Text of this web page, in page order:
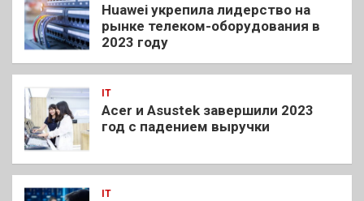
Huawei укрепила лидерство на
рынке телеком-оборудования в
2023 году
IT
Acer и Asustek завершили 2023
год с падением выручки
IT